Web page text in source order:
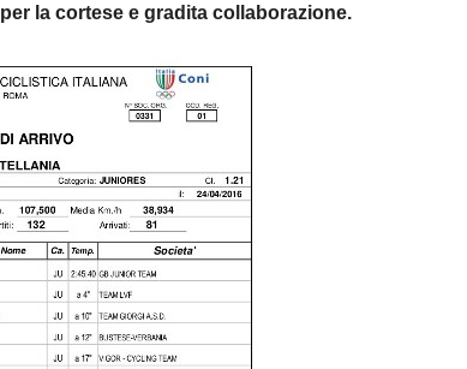
per la cortese e gradita collaborazione.